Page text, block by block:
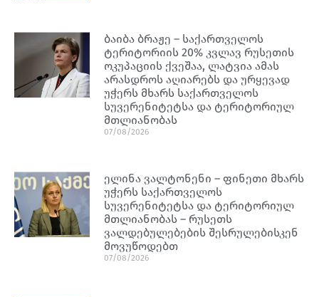
ბაიბა ბრაჟე – საქართველოს
ტერიტორიის 20% კვლავ რუსეთის
ოკუპაციის ქვეშაა, ლატვია ამას
არასდროს აღიარებს და ურყევად
უჭერს მხარს საქართველოს
სუვერენიტეტსა და ტერიტორიულ
მთლიანობას
07/08/2026
ელინა ვალტონენი – ფინეთი მხარს
უჭერს საქართველოს
სუვერენიტეტსა და ტერიტორიულ
მთლიანობას – რუსეთს
ვალდებულებების შესრულებისკენ
მოვუწოდებთ
07/08/2026